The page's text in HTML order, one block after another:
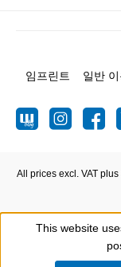
임프린트 일반
All prices excl. VAT plus
Show toolbar
This website